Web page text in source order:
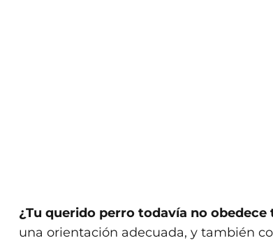
¿Tu querido perro todavía no obedece
una orientación adecuada, y también